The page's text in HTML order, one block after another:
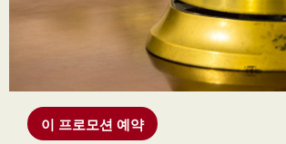
이 프로모션 예약